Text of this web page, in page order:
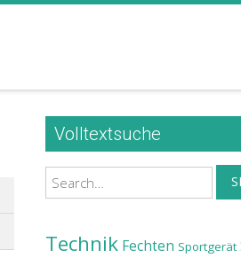
Volltextsuche
Search
Technik Fechten Sportgerät